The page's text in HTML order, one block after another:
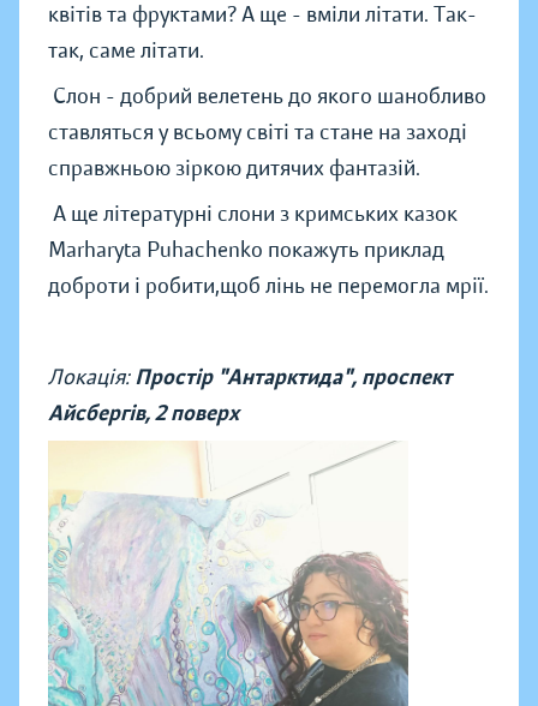
квітів та фруктами? А ще - вміли літати. Так-
так, саме літати.
Слон - добрий велетень до якого шанобливо
ставляться у всьому світі та стане на заході
справжньою зіркою дитячих фантазій.
А ще літературні слони з кримських казок
Marharyta Puhachenko покажуть приклад
доброти і робити,щоб лінь не перемогла мрії.
Локація:Простір "Антарктида", проспект
Айсбергів, 2 поверх